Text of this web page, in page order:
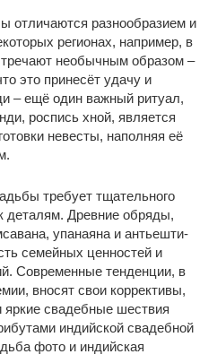
отличаются разнообразием и
регионах, например, в
необычным образом –
это принесёт удачу и
– ещё один важный ритуал,
роспись хной, является
невесты, наполняя её
требует тщательного
деталям. Древние обряды,
упанаяна и антьешти-
семейных ценностей и
Современные тенденции, в
вносят свои коррективы,
свадебные шествия
индийской свадебной
фото и индийская